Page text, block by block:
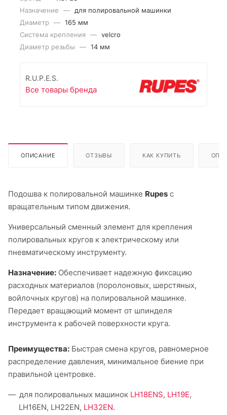
Назначение
—
для полировальной машинки
Диаметр
— 165 мм
Система крепления — velcro
Диаметр резьбы
— 14 мм
R.U.P.E.S.
Все товары бренда
ОПИСАНИЕ ОТЗЫВЫ КАК КУПИТЬ
Подошва к полировальной машинке Rupes с
вращательным типом движения.
Универсальный сменный элемент для крепления
полировальных кругов к электрическому или
пневматическому инструменту.
Назначение: Обеспечивает надежную фиксацию
расходных материалов (поролоновых, шерстяных,
войлочных кругов) на полировальной машинке.
Передает вращающий момент от шпинделя
инструмента к рабочей поверхности круга.
Преимущества: Быстрая смена кругов, равномерное
распределение давления, минимальное биение при
правильной центровке.
для полировальных машинок LH18ENS, LH19E,
LH16EN, LH22EN, LH32EN.